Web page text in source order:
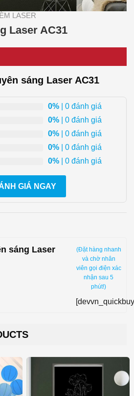
LASER
Laser AC31
sáng Laser AC31
0% | 0 đánh giá
0% | 0 đánh giá
0% | 0 đánh giá
0% | 0 đánh giá
0% | 0 đánh giá
GIÁ NGAY
sáng Laser
(Đặt hàng nhanh
và chờ nhân
viên gọi điện xác
nhận sau 5
phút!)